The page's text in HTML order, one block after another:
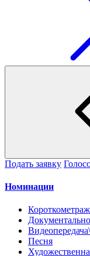
Подать заявку
Номинации
Песня